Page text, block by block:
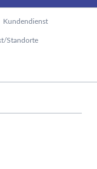
Kundendienst
Standorte